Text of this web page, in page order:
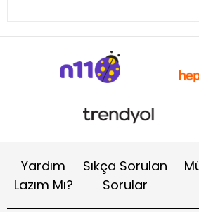
Yardım
Lazım Mı?
Sıkça Sorulan
Sorular